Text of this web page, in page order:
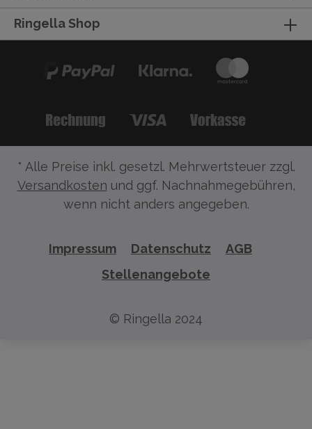
Ringella Shop
* Alle Preise inkl. gesetzl. Mehrwertsteuer zzgl.
Versandkosten und ggf. Nachnahmegebühren,
wenn nicht anders angegeben.
Impressum Datenschutz
AGB
Stellenangebote
© Ringella 2024